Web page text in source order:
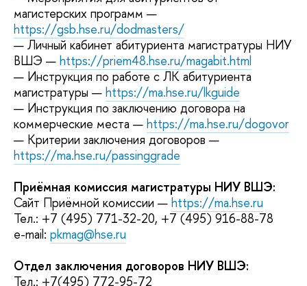
магистерских программ —
https://gsb.hse.ru/dodmasters/
— Личный кабинет абитуриента магистратуры НИУ
ВШЭ — https://priem48.hse.ru/magabit.html
— Инструкция по работе с ЛК абитуриента
магистратуры — https://ma.hse.ru/lkguide
— Инструкция по заключению договора на
коммерческие места — https://ma.hse.ru/dogovor
— Критерии заключения договоров —
https://ma.hse.ru/passinggrade
Приёмная комиссия магистратуры НИУ ВШЭ:
Сайт Приёмной комиссии — https://ma.hse.ru
Тел.: +7 (495) 771-32-20, +7 (495) 916-88-78
e-mail: pkmag@hse.ru
Отдел заключения договоров НИУ ВШЭ:
Тел.: +7(495) 772-95-72